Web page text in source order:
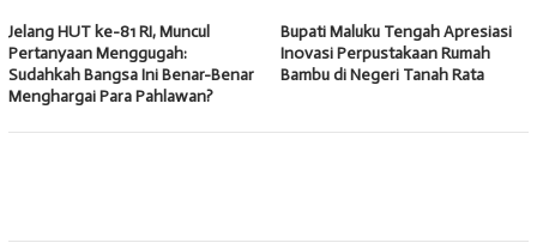
Jelang HUT ke-81 RI, Muncul
Pertanyaan Menggugah:
Sudahkah Bangsa Ini Benar-Benar
Menghargai Para Pahlawan?
Bupati Maluku Tengah Apresiasi
Inovasi Perpustakaan Rumah
Bambu di Negeri Tanah Rata